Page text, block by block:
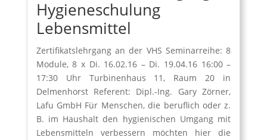
Hygieneschulung
Lebensmittel
Zertifikatslehrgang an der VHS Seminarreihe: 8
Module, 8 x Di. 16.02.16 – Di. 19.04.16 16:00 –
17:30 Uhr Turbinenhaus 11, Raum 20 in
Delmenhorst Referent: Dipl.-Ing. Gary Zörner,
Lafu GmbH Für Menschen, die beruflich oder z.
B. im Haushalt den hygienischen Umgang mit
Lebensmitteln verbessern möchten hier die